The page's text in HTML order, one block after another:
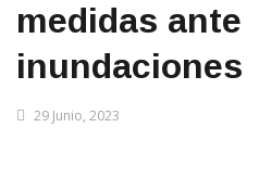
medidas ante
inundaciones
29 Junio, 2023